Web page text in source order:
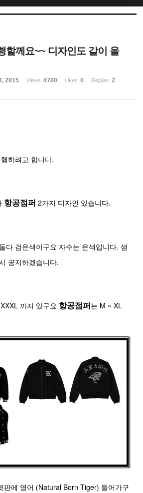
할께요~~ 디자인도 같이 올
2015 Views 4780 Likes 0 Replies 2
하려고 합니다.
항공점퍼 2가지 디자인 있습니다.
둘다 검은색이구요 자수는 은색입니다.샘
공지하겠습니다.
까지 있구요 항공점퍼 는 M ~ XL
판에 영어 (Natural Born Tiger) 들어가구
스케치북5
스케치북5